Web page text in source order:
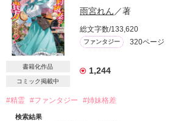
詳しく検索
検索対象
タイトル
あらすじ
書籍化作品
コミック掲載中
雨宮れん ／著
総文字数/133,620
ファンタジー 320ページ
1,244
#精霊 #ファンタジー #姉妹格差
検索結果